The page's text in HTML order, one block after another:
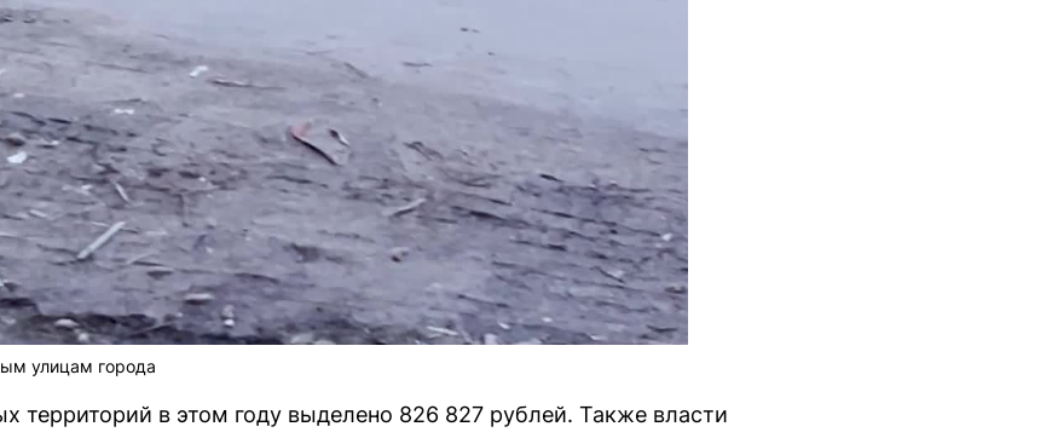
улицам города
территорий в этом году выделено 826 827 рублей. Также власти